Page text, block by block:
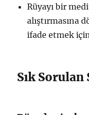
Rüyayı bir
alıştırmasına
ifade etmek için
Sık